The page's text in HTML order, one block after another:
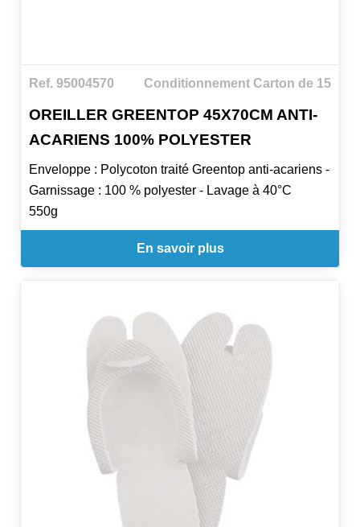
Ref. 95004570 Conditionnement Carton de 15
OREILLER GREENTOP 45X70CM ANTI-
ACARIENS 100% POLYESTER
Enveloppe : Polycoton traité Greentop anti-acariens -
Garnissage : 100 % polyester - Lavage à 40°C
550g
En savoir plus